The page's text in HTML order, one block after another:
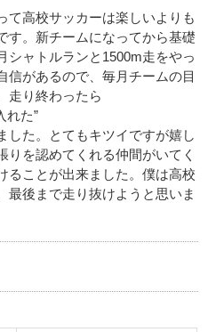
高校サッカーは楽しいよりも
す。新チームになってから基礎
シャトルランと1500m走をやっ
信があるので、毎月チームの目
走り終わったら
れた”
した。とてもキツイですが嬉し
りを認めてくれる仲間がいてく
ることが出来ました。僕は高校
最後まで走り抜けようと思いま